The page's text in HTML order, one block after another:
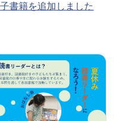
書籍を追加しました